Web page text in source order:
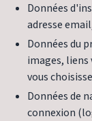
Données
adresse
Données du
images, liens
vous
Données de
connexion